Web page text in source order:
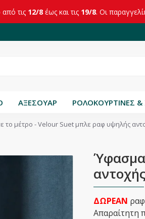
από τις 12/8 έως και τις 19/8. Οι
ΑΞΕΣΟΥΑΡ ΡΟΛΟΚΟΥΡΤΙΝΕΣ &
το μέτρο - Velour Suet μπλε ραφ υψηλής
Ύφασμα
ΔΩΡΕΑΝ
Απαραίτητη